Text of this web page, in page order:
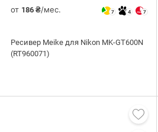
от 186 ₴/мес. 7 4 7
Ресивер Meike для Nikon MK-GT600N
(RT960071)